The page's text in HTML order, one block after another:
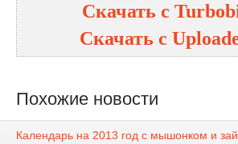
Скачать с
Скачать с
Похожие новости
Календарь на 2013 год с мышонком и